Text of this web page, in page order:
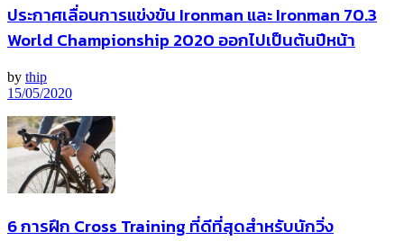
ประกาศเลื่อนการแข่งขัน Ironman และ Ironman 70.3
World Championship 2020 ออกไปเป็นต้นปีหน้า
by thip
15/05/2020
6 การฝึก Cross Training ที่ดีที่สุดสำหรับนักวิ่ง